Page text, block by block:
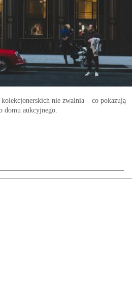
kolekcjonerskich nie zwalnia – co pokazują
domu aukcyjnego.